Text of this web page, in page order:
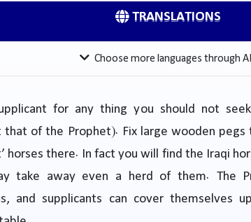
TRANSLATIONS
Choose more languages through AI
for any thing you should not
that of the Prophet). Fix large wooden
horses there. In fact you will find the Iraqi
take away even a herd of them. The
and supplicants can cover themselves